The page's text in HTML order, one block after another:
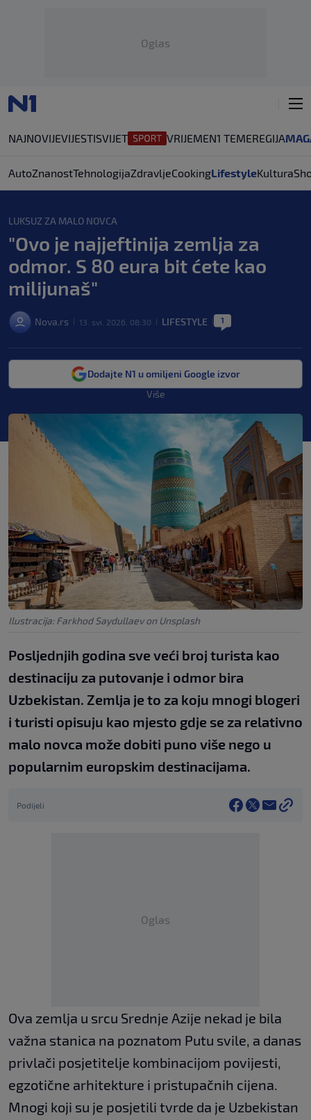
Oglas
NAJNOVIJEVIJESTISVIJET VRIJEMEN1 TEMEREGIJA
AutoZnanostTehnologijaZdravljeCookingLifestyleKultura
LUKSUZ ZA MALO NOVCA
"Ovo je najjeftinija zemlja za
odmor. S 80 eura bit ćete kao
milijunaš"
Nova.rs 13. svi. 2026. 08:30 LIFESTYLE 1
Dodajte N1 u omiljeni Google izvor
Više
Ilustracija: Farkhod Saydullaev on Unsplash
Posljednjih godina sve veći broj turista kao
destinaciju za putovanje i odmor bira
Uzbekistan. Zemlja je to za koju mnogi blogeri
i turisti opisuju kao mjesto gdje se za relativno
malo novca može dobiti puno više nego u
popularnim europskim destinacijama.
Podijeli
Oglas
Ova zemlja u srcu Srednje Azije nekad je bila
važna stanica na poznatom Putu svile, a danas
privlači posjetitelje kombinacijom povijesti,
egzotične arhitekture i pristupačnih cijena.
Mnogi koji su je posjetili tvrde da je Uzbekistan